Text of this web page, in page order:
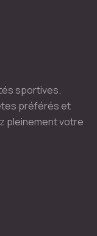
sportives.
préférés et
pleinement votre